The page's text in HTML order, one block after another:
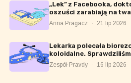
„Lek” z Facebooka,
oszuści zarabiają na
Anna Pragacz · 21 lip 2026
Lekarka polecała
koloidalne.
Zespół Pravdy · 16 lip 2026